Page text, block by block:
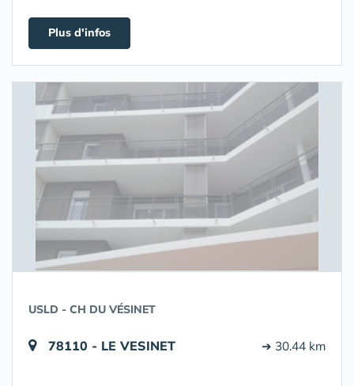
Plus d'infos
USLD - CH DU VÉSINET
78110 - LE VESINET ➔ 30.44 km